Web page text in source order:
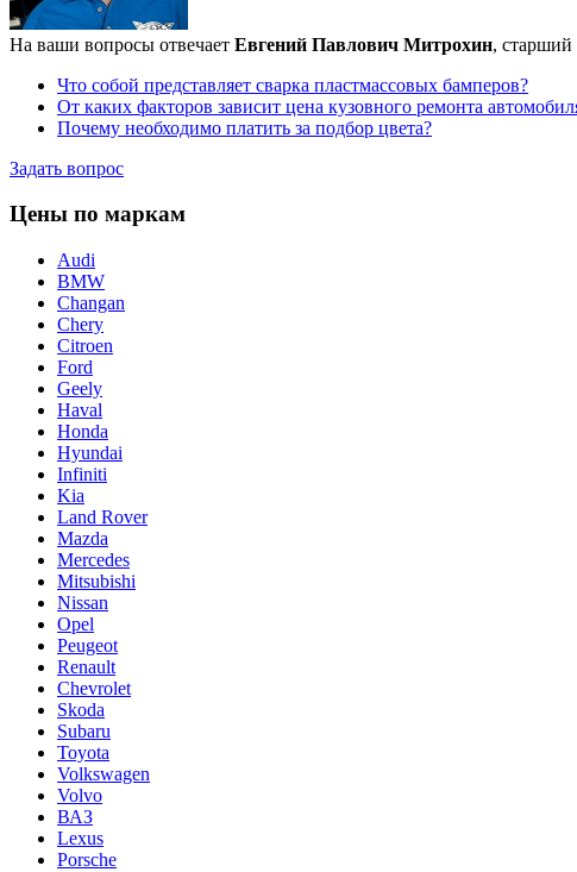
На ваши вопросы отвечает Евгений Павлович Митрохин, старший
Что собой представляет сварка пластмассовых бамперов?
От каких факторов зависит цена кузовного ремонта
Почему необходимо платить за подбор цвета?
Задать вопрос
Цены по маркам
Audi
BMW
Changan
Chery
Citroen
Ford
Geely
Haval
Honda
Hyundai
Infiniti
Kia
Land Rover
Mazda
Mercedes
Mitsubishi
Nissan
Opel
Peugeot
Renault
Chevrolet
Skoda
Subaru
Toyota
Volkswagen
Volvo
ВАЗ
Lexus
Porsche